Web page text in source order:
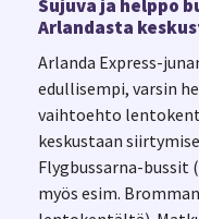
Sujuva ja helppo
Arlandasta
Arlanda Express-
edullisempi, varsin
vaihtoehto
keskustaan
Flygbussarna-bussit
myös esim. Bromman